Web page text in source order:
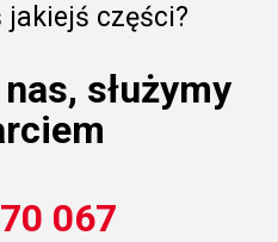
jakiejś części?
służymy
067